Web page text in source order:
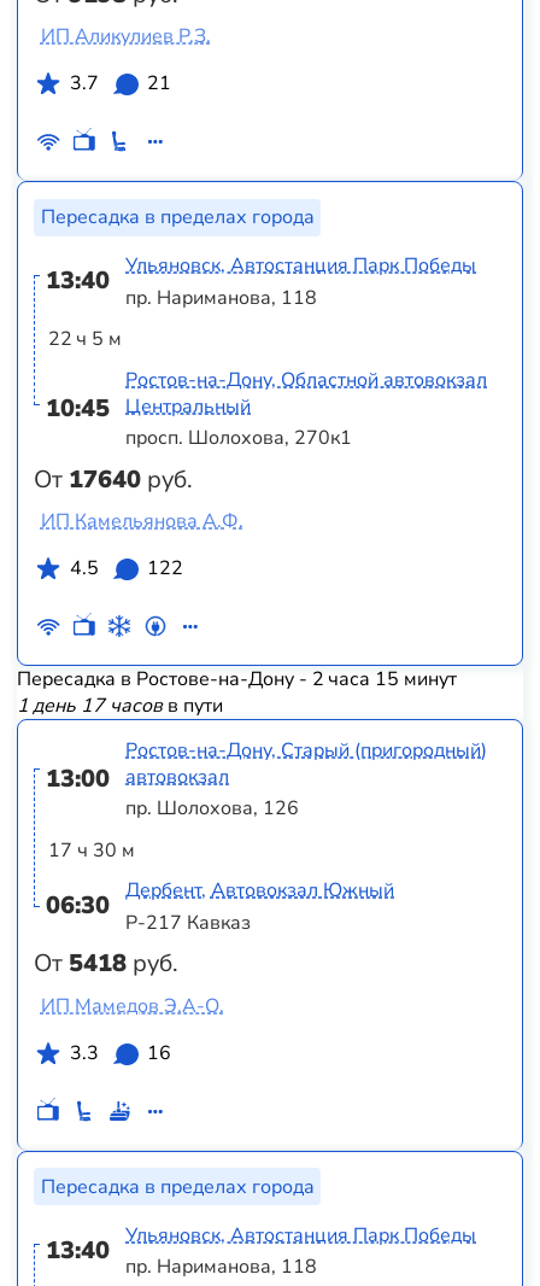
ИП Аликулиев Р.З.
3.7
21
Пересадка в пределах города
13:40
22 ч 5 м
10:45
От 17640 руб.
Ульяновск, Автостанция Парк Победы
пр. Нариманова, 118
Ростов-на-Дону, Областной автовокзал
Центральный
просп. Шолохова, 270к1
ИП Камельянова А.Ф.
4.5
122
Пересадка в Ростове-на-Дону - 2 часа 15 минут
1 день 17 часовв пути
13:00
17 ч 30 м
06:30
От 5418 руб.
Ростов-на-Дону, Старый (пригородный)
автовокзал
пр. Шолохова, 126
Дербент, Автовокзал Южный
Р-217 Кавказ
ИП Мамедов Э.А-О.
3.3
16
Пересадка в пределах города
13:40
Ульяновск, Автостанция Парк Победы
пр. Нариманова, 118